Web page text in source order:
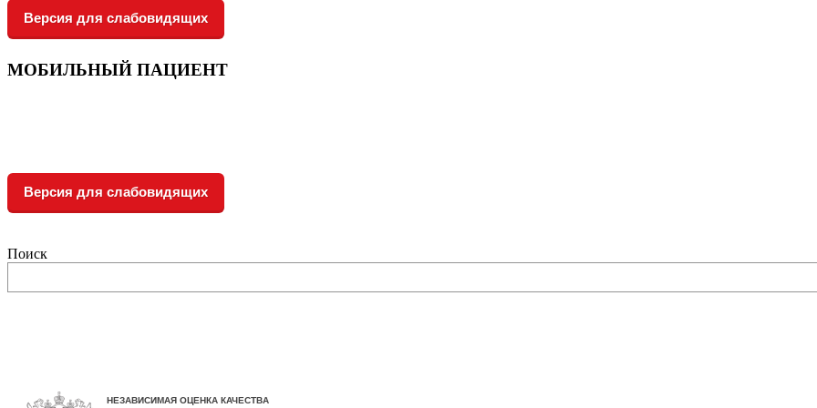
Версия для слабовидящих
МОБИЛЬНЫЙ ПАЦИЕНТ
Версия для слабовидящих
Поиск